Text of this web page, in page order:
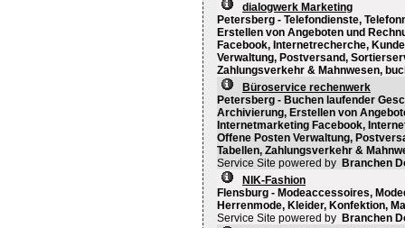
dialogwerk Marketing
Petersberg - Telefondienste,
Erstellen von Angeboten und
Facebook, Internetrecherche,
Verwaltung, Postversand,
Zahlungsverkehr & Mahnwesen,
Büroservice rechenwerk
Petersberg - Buchen laufender
Archivierung, Erstellen von
Internetmarketing Facebook,
Offene Posten Verwaltung,
Tabellen, Zahlungsverkehr &
Service Site powered by Branchen
NIK-Fashion
Flensburg - Modeaccessoires,
Herrenmode, Kleider, Konfektion,
Service Site powered by Branchen